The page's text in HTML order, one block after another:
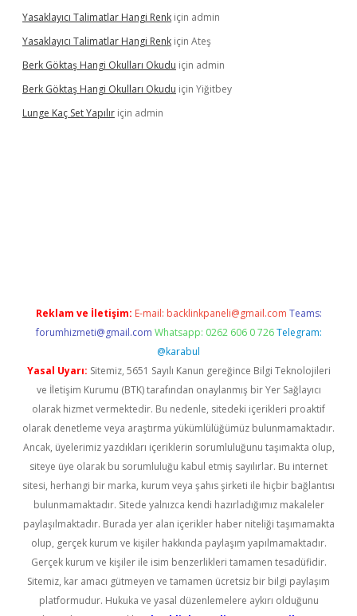
Yasaklayıcı Talimatlar Hangi Renk için admin
Yasaklayıcı Talimatlar Hangi Renk için Ateş
Berk Göktaş Hangi Okulları Okudu için admin
Berk Göktaş Hangi Okulları Okudu için Yiğitbey
Lunge Kaç Set Yapılır için admin
Reklam ve İletişim: E-mail: backlinkpaneli@gmail.com Teams:
forumhizmeti@gmail.com Whatsapp: 0262 606 0 726 Telegram:
@karabul
Yasal Uyarı: Sitemiz, 5651 Sayılı Kanun gereğince Bilgi Teknolojileri
ve İletişim Kurumu (BTK) tarafından onaylanmış bir Yer Sağlayıcı
olarak hizmet vermektedir. Bu nedenle, sitedeki içerikleri proaktif
olarak denetleme veya araştırma yükümlülüğümüz bulunmamaktadır.
Ancak, üyelerimiz yazdıkları içeriklerin sorumluluğunu taşımakta olup,
siteye üye olarak bu sorumluluğu kabul etmiş sayılırlar. Bu internet
sitesi, herhangi bir marka, kurum veya şahıs şirketi ile hiçbir bağlantısı
bulunmamaktadır. Sitede yalnızca kendi hazırladığımız makaleler
paylaşılmaktadır. Burada yer alan içerikler haber niteliği taşımamakta
olup, gerçek kurum ve kişiler hakkında paylaşım yapılmamaktadır.
Gerçek kurum ve kişiler ile isim benzerlikleri tamamen tesadüfidir.
Sitemiz, kar amacı gütmeyen ve tamamen ücretsiz bir bilgi paylaşım
platformudur. Hukuka ve yasal düzenlemelere aykırı olduğunu